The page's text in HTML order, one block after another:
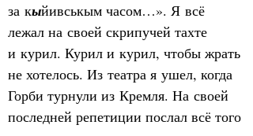
за кыйивськым часом…». Я всё
лежал на своей скрипучей тахте
и курил. Курил и курил, чтобы жрать
не хотелось. Из театра я ушел, когда
Горби турнули из Кремля. На своей
последней репетиции послал всё того